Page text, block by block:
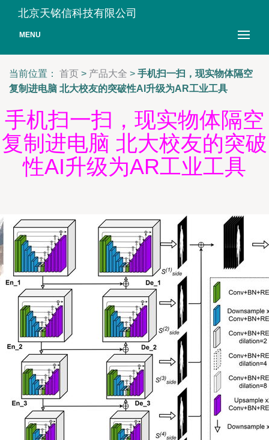
北京天铭信科技有限公司
MENU
当前位置： 首页 > 产品大全 > 手机扫一扫，现实物体隔空
复制进电脑 北大校友的突破性AI升级为AR工业工具
手机扫一扫，现实物体隔空
复制进电脑 北大校友的突破
性AI升级为AR工业工具